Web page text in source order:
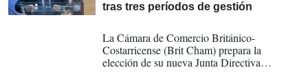
tras tres períodos de gestión
La Cámara de Comercio Británico-
Costarricense (Brit Cham) prepara la
elección de su nueva Junta Directiva